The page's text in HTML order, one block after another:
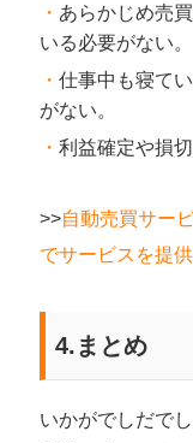
あらかじめ売
いる必要がない。
仕事中も寝て
がない。
利益確定や損
>>自動売買サー
でサービスを提
4.まとめ
いかがでしだで